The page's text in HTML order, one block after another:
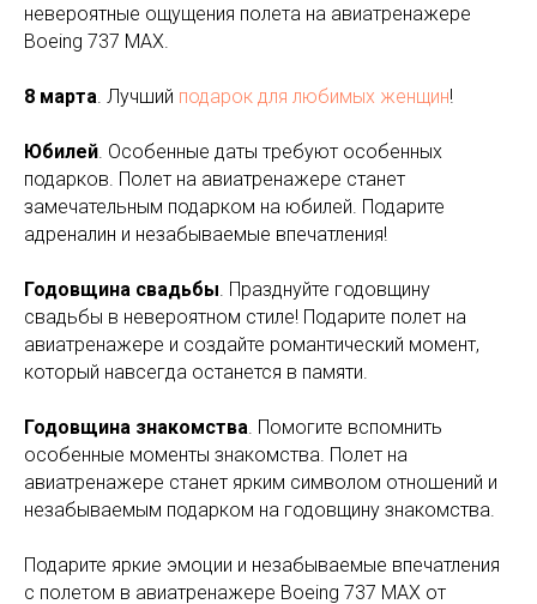
невероятные ощущения полета на авиатренажере
Boeing 737 MAX.
8 марта. Лучший подарок для любимых женщин!
Юбилей. Особенные даты требуют особенных
подарков. Полет на авиатренажере станет
замечательным подарком на юбилей. Подарите
адреналин и незабываемые впечатления!
Годовщина свадьбы. Празднуйте годовщину
свадьбы в невероятном стиле! Подарите полет на
авиатренажере и создайте романтический момент,
который навсегда останется в памяти.
Годовщина знакомства. Помогите вспомнить
особенные моменты знакомства. Полет на
авиатренажере станет ярким символом отношений и
незабываемым подарком на годовщину знакомства.
Подарите яркие эмоции и незабываемые впечатления
с полетом в авиатренажере Boeing 737 MAX от